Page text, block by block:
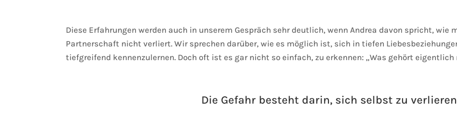
Diese Erfahrungen werden auch in unserem Gespräch sehr deutlich, wenn Andrea davon spricht, wie
Partnerschaft nicht verliert. Wir sprechen darüber, wie es möglich ist, sich in tiefen
tiefgreifend kennenzulernen. Doch oft ist es gar nicht so einfach, zu erkennen: „Was gehört eigentlich
Die Gefahr besteht darin, sich selbst zu